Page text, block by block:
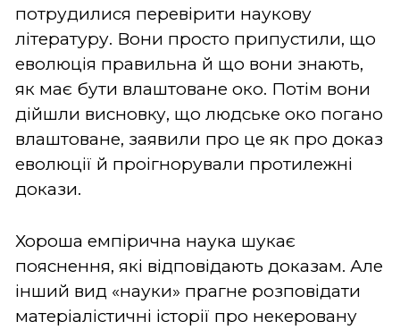
потрудилися перевірити наукову
літературу. Вони просто припустили, що
еволюція правильна й що вони знають,
як має бути влаштоване око. Потім вони
дійшли висновку, що людське око погано
влаштоване, заявили про це як про доказ
еволюції й проігнорували протилежні
докази.
Хороша емпірична наука шукає
пояснення, які відповідають доказам. Але
інший вид «науки» прагне розповідати
матеріалістичні історії про некеровану